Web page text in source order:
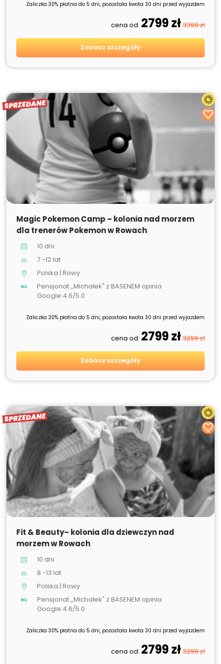
Zaliczka 30% płatna do 5 dni, pozostała kwota 30 dni przed wyjazdem
cena od: 2799 zł3399 zł
Zobacz szczegóły
SPRZEDANE
SPRZEDANE
Magic Pokemon Camp – kolonia nad morzem
dla trenerów Pokemon w Rowach
10 dni
7 -12 lat
Polska | Rowy
Pensjonat ,,Michałek" z BASENEM opinia
Google:4.6/5.0
Zaliczka 30% płatna do 5 dni, pozostała kwota 30 dni przed wyjazdem
cena od: 2799 zł3299 zł
Zobacz szczegóły
SPRZEDANE
SPRZEDANE
Fit & Beauty– kolonia dla dziewczyn nad
morzem w Rowach
10 dni
8 -13 lat
Polska | Rowy
Pensjonat ,,Michałek" z BASENEM opinia
Google:4.6/5.0
Zaliczka 30% płatna do 5 dni, pozostała kwota 30 dni przed wyjazdem
cena od: 2799 zł3299 zł